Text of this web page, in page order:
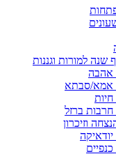
שנה למורות וגננות
אהבה
אמא/סבתא
חיות
חרבות ברזל
וזיכרון
יודאיקה